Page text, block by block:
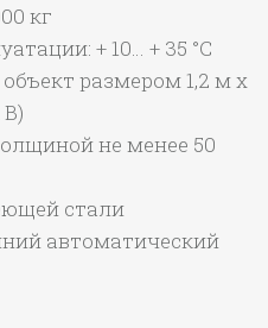
кг
+ 10… + 35 °C
размером 1,2 м x
не менее 50
стали
автоматический